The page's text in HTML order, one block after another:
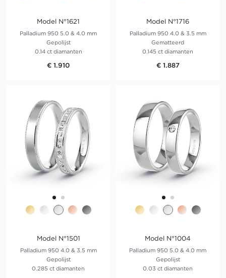
Model N°1621
Palladium 950 5.0 & 4.0 mm
Gepolijst
0.14 ct diamanten
€ 1.910
Model N°1716
Palladium 950 4.0 & 3.5 mm
Gematteerd
0.145 ct diamanten
€ 1.887
Model N°1501
Palladium 950 4.0 & 3.5 mm
Gepolijst
0.285 ct diamanten
Model N°1004
Palladium 950 5.0 & 4.0 mm
Gepolijst
0.03 ct diamanten